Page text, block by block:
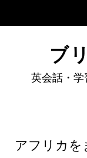
ブ
英会話・学
アフリカを